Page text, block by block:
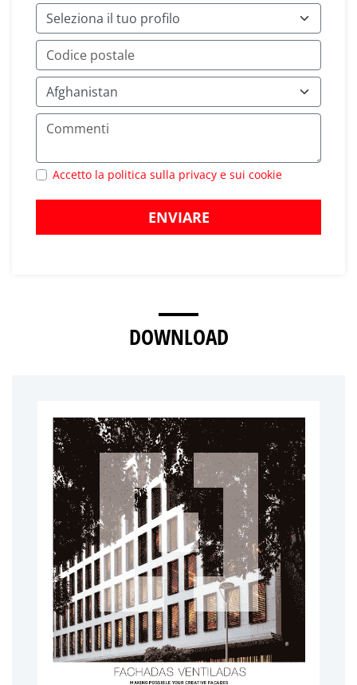
Accetto la politica sulla privacy e sui cookie
ENVIARE
DOWNLOAD